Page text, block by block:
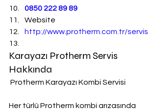
0850 222 89 89
Website
http://www.protherm.com.tr/servis
Karayazı Protherm Servis
Hakkında
Protherm Karayazı Kombi Servisi
Her türlü Protherm kombi arızasında